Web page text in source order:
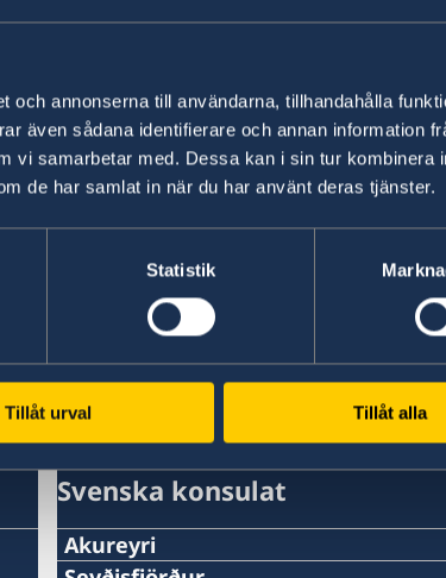
och annonserna till användarna, tillhandahålla
även sådana identifierare och annan information
vi samarbetar med. Dessa kan i sin tur kombinera
de har samlat in när du har använt deras tjänster.
Statistik
Tillåt urval Tillåt alla
för Natos utrikesministermöte
Svenska konsulat
Akureyri